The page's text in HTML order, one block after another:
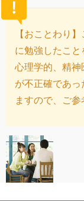
【おことわり
に勉強したこと
心理学的、精神
が不正確であっ
ますので、ご参